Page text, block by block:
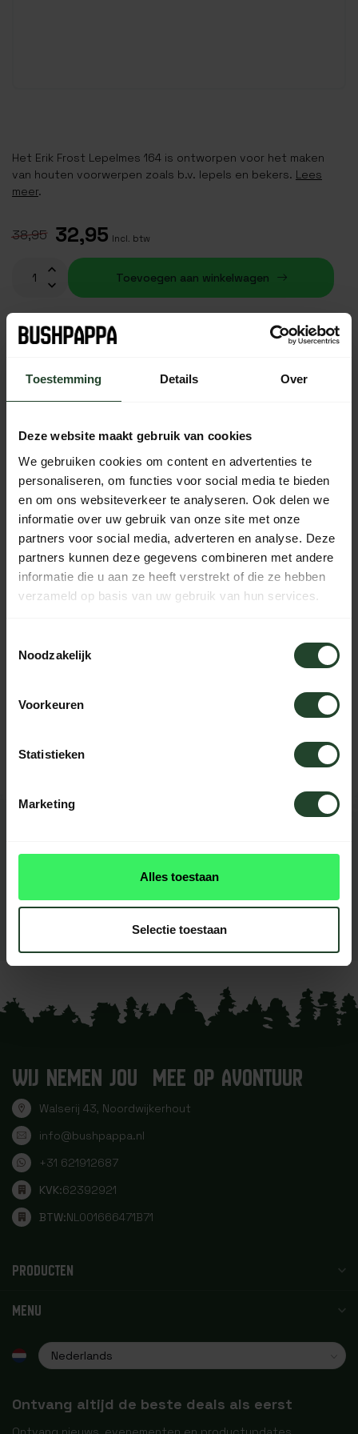
Toestemming Details Over
Deze website maakt gebruik van cookies
We gebruiken cookies om content en advertenties te
personaliseren, om functies voor social media te bieden
en om ons websiteverkeer te analyseren. Ook delen we
informatie over uw gebruik van onze site met onze
partners voor social media, adverteren en analyse. Deze
partners kunnen deze gegevens combineren met andere
informatie die u aan ze heeft verstrekt of die ze hebben
verzameld op basis van uw gebruik van hun services.
Noodzakelijk
Voorkeuren
Statistieken
Marketing
Alles toestaan
Selectie toestaan
Het Erik Frost Lepelmes 164 is ontworpen voor het maken
van houten voorwerpen zoals b.v. lepels en bekers. Lees
meer.
38,95 32,95 Incl. btw
Toevoegen aan winkelwagen
Op voorraad (5)
14 dagen bedenktijd met no-nonsens retourbeleid
Iedere dag bereikbaar van 10:00 tot 20:00 via de chat,
telefoon of email
PRODUCTOMSCHRIJVING
Neem contact op, onze medewerkers
reviews
Je beoordeling toevoegen
WIJ NEMEN JOU MEE OP AVONTUUR
Walserij 43, Noordwijkerhout
info@bushpappa.nl
+31 621912687
KVK:62392921
BTW:NL001666471B71
PRODUCTEN
MENU
Ontvang altijd de beste deals als eerst